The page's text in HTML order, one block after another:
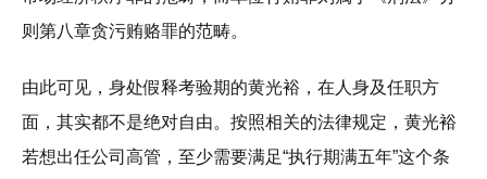
则第八章贪污贿赂罪的范畴。
由此可见，身处假释考验期的黄光裕，在人身及任职方
面，其实都不是绝对自由。按照相关的法律规定，黄光裕
若想出任公司高管，至少需要满足“执行期满五年”这个条